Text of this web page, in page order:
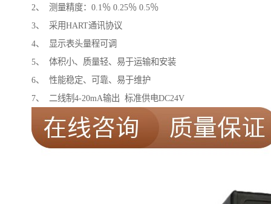
2、 测量精度：0.1％ 0.25％ 0.5％
3、 采用HART通讯协议
4、 显示表头量程可调
5、 体积小、质量轻、易于运输和安装
6、 性能稳定、可靠、易于维护
7、 二线制4-20mA输出 标准供电DC24V